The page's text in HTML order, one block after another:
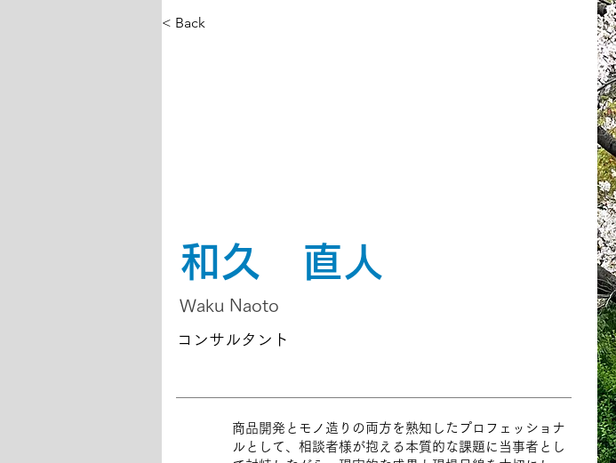
< Back
和久 直人
Waku Naoto
コンサルタント
商品開発とモノ造りの両方を熟知したプロフェッショナ
ルとして、相談者様が抱える本質的な課題に当事者とし